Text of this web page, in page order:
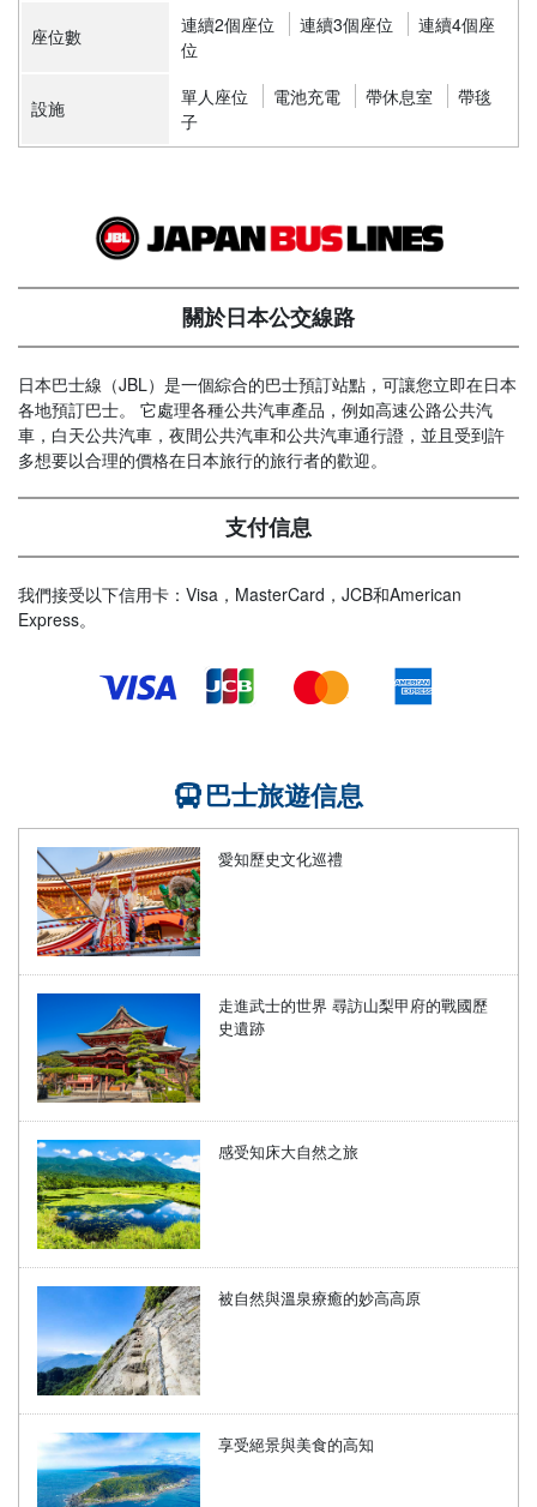
座位數 連續2個座位 連續3個座位
連續4個座
位
設施 單人座位 電池充電 帶休息室
帶毯
子
關於日本公交線路
日本巴士線（JBL）是一個綜合的巴士預訂站點，可讓您立即在日本
各地預訂巴士。 它處理各種公共汽車產品，例如高速公路公共汽
車，白天公共汽車，夜間公共汽車和公共汽車通行證，並且受到許
多想要以合理的價格在日本旅行的旅行者的歡迎。
支付信息
我們接受以下信用卡：Visa，MasterCard，JCB和American
Express。
巴士旅遊信息
愛知歷史文化巡禮
走進武士的世界 尋訪山梨甲府的戰國歷
史遺跡
感受知床大自然之旅
被自然與溫泉療癒的妙高高原
享受絕景與美食的高知